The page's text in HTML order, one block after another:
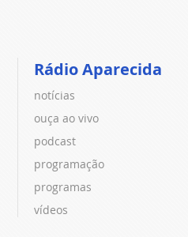
Rádio Aparecida
notícias
ouça ao vivo
podcast
programação
programas
vídeos